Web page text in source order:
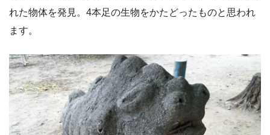
れた物体を発見。4本足の生物をかたどったものと思われ
ます。